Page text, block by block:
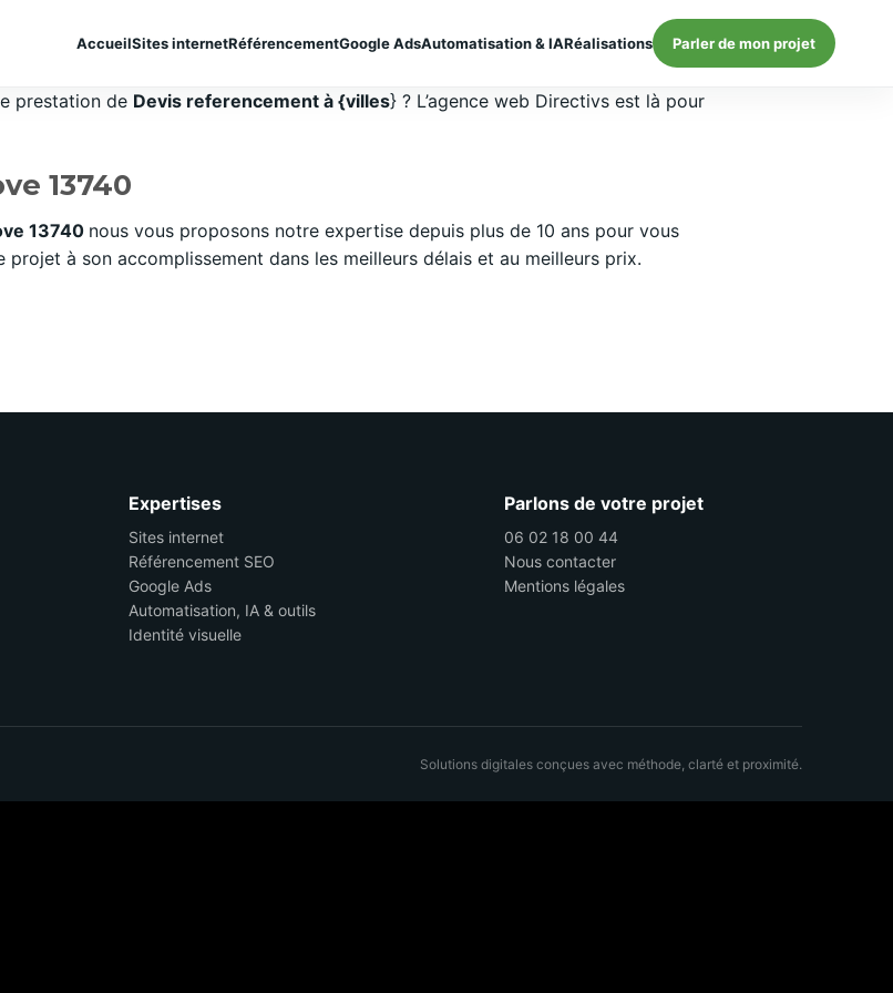
AccueilSites internetRéférencementGoogle AdsAutomatisation & IARéalisations Parler de mon projet
prestation de Devis referencement à {villes} ? L’agence web Directivs est là pour
13740
13740 nous vous proposons notre expertise depuis plus de 10 ans pour vous
à son accomplissement dans les meilleurs délais et au meilleurs prix.
Expertises
Sites internet
Référencement SEO
Google Ads
Automatisation, IA & outils
Identité visuelle
Parlons de votre projet
06 02 18 00 44
Nous contacter
Mentions légales
Solutions digitales conçues avec méthode, clarté et proximité.